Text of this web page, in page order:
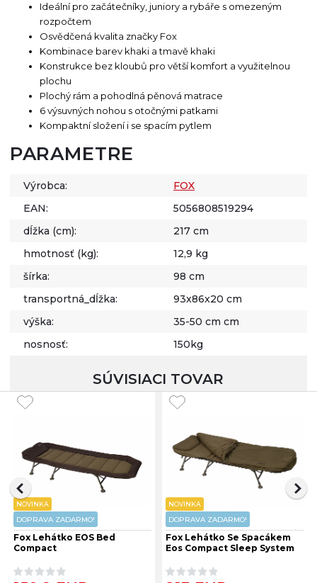
Ideální pro začátečníky, juniory a rybáře s omezeným
rozpočtem
Osvědčená kvalita značky Fox
Kombinace barev khaki a tmavě khaki
Konstrukce bez kloubů pro větší komfort a využitelnou
plochu
Plochý rám a pohodlná pěnová matrace
6 výsuvných nohou s otočnými patkami
Kompaktní složení i se spacím pytlem
PARAMETRE
Výrobca:
FOX
EAN:
5056808519294
dĺžka (cm):
217 cm
hmotnosť (kg):
12,9 kg
šírka:
98 cm
transportná_dĺžka:
93x86x20 cm
výška:
35-50 cm cm
nosnosť:
150kg
SÚVISIACI TOVAR
NOVINKA
DOPRAVA ZADARMO!
Fox Lehátko EOS Bed
Compact
NOVINKA
DOPRAVA ZADARMO!
Fox Lehátko Se Spacákem
Eos Compact Sleep System